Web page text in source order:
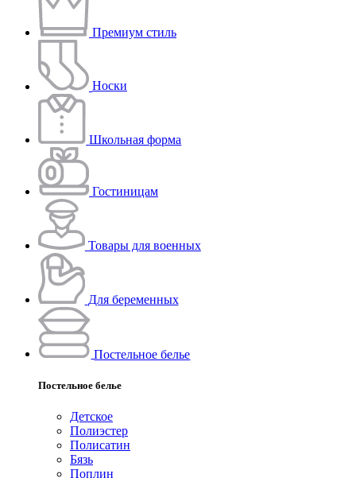
Премиум стиль
Носки
Школьная форма
Гостиницам
Товары для военных
Для беременных
Постельное белье
Постельное белье
Детское
Полиэстeр
Полисатин
Бязь
Поплин